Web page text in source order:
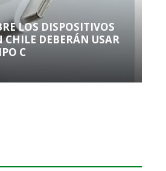
LOS DISPOSITIVOS
CHILE DEBERÁN USAR
C